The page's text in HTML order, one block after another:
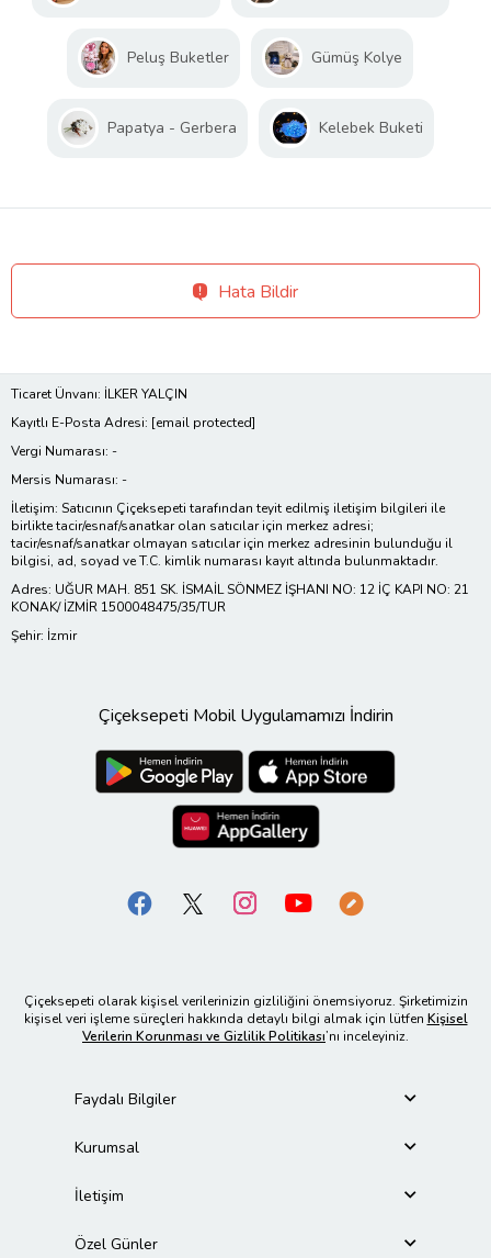
Peluş Buketler Gümüş Kolye
Papatya - Gerbera Kelebek Buketi
Hata Bildir
Ticaret Ünvanı: İLKER YALÇIN
Kayıtlı E-Posta Adresi: [email protected]
Vergi Numarası: -
Mersis Numarası: -
İletişim: Satıcının Çiçeksepeti tarafından teyit edilmiş iletişim bilgileri ile
birlikte tacir/esnaf/sanatkar olan satıcılar için merkez adresi;
tacir/esnaf/sanatkar olmayan satıcılar için merkez adresinin bulunduğu il
bilgisi, ad, soyad ve T.C. kimlik numarası kayıt altında bulunmaktadır.
Adres: UĞUR MAH. 851 SK. İSMAİL SÖNMEZ İŞHANI NO: 12 İÇ KAPI NO: 21
KONAK/ İZMİR 1500048475/35/TUR
Şehir: İzmir
Çiçeksepeti Mobil Uygulamamızı İndirin
Çiçeksepeti olarak kişisel verilerinizin gizliliğini önemsiyoruz. Şirketimizin
kişisel veri işleme süreçleri hakkında detaylı bilgi almak için lütfen Kişisel
Verilerin Korunması ve Gizlilik Politikası’nı inceleyiniz.
Faydalı Bilgiler
Kurumsal
İletişim
Özel Günler